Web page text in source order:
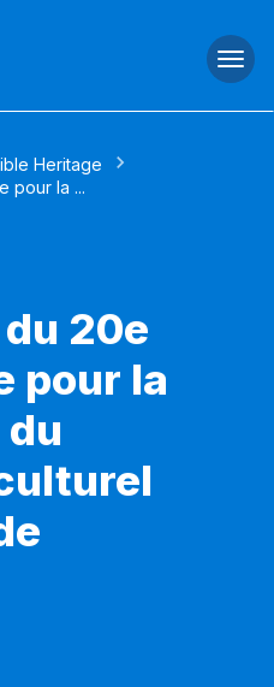
Heritage
pour la ...
20e
pour la